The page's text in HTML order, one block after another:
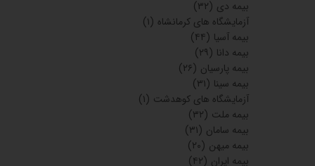
بیمه دی (۳۲)
آزمایشگاه های کرمانشاه (۱)
بیمه آسیا (۴۴)
بیمه دانا (۲۹)
بیمه پارسیان (۲۶)
بیمه سینا (۳۱)
آزمایشگاه های کوهدشت (۱)
بیمه ملت (۳۲)
بیمه سامان (۳۱)
بیمه میهن (۲۰)
بیمه ایران (۴۲)